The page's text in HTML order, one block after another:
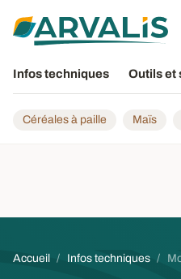
Infos techniques Outils et
Céréales à paille Maïs
Fil d'Ariane
Accueil Infos techniques